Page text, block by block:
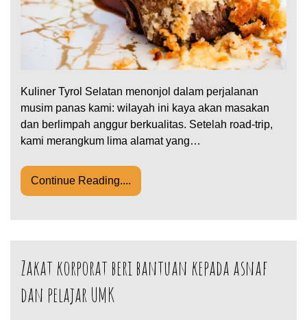
Kuliner Tyrol Selatan menonjol dalam perjalanan
musim panas kami: wilayah ini kaya akan masakan
dan berlimpah anggur berkualitas. Setelah road-trip,
kami merangkum lima alamat yang…
Continue Reading....
Zakat korporat beri bantuan kepada asnaf
dan pelajar UMK